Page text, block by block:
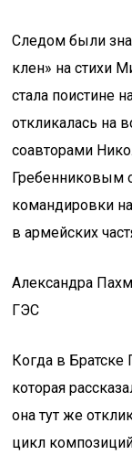
Следом были
клен» на стихи
стала поистине
откликалась на
соавторами
Гребенниковым
командировки
в армейских
Александра
ГЭС
Когда в Братске
которая
она тут же
цикл